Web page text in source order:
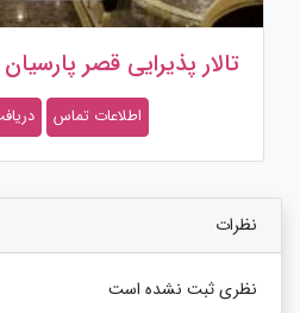
باغ تالار سون
اطلاعات تماس
نظرات
نظری ثبت نشده است